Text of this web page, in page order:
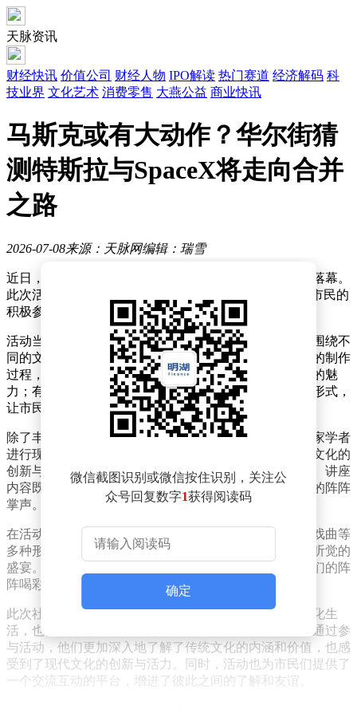
天脉资讯
财经快讯 价值公司 财经人物 IPO解读 热门赛道 经济解码 科
技业界 文化艺术 消费零售 大燕公益 商业快讯
马斯克或有大动作？华尔街猜
测特斯拉与SpaceX将走向合并
之路
2026-07-08来源：天脉网编辑：瑞雪
近日，一场别开生面的社区文化活动在市中心广场圆满落幕。
此次活动以“传承文化，共享欢乐”为主题，吸引了众多市民的
积极参与，现场气氛热烈非凡。
活动当天，广场上搭建起了多个特色展区，每个展区都围绕不
同的文化主题进行布置。有的展区展示了传统手工艺品的制作
过程，如剪纸、泥塑等，让市民们近距离感受传统文化的魅
力；有的展区则设置了互动游戏区，通过趣味性的游戏形式，
让市民们在轻松愉快的氛围中学习文化知识。
除了丰富的展区设置，活动还邀请了多位文化领域的专家学者
进行现场讲座。他们围绕传统文化的传承与发展、现代文化的
创新与融合等话题，与市民们进行了深入的交流和探讨。讲座
内容既具有理论深度，又贴近生活实际，赢得了市民们的阵阵
掌声。
在活动现场，还穿插了精彩的文艺表演。舞蹈、歌曲、戏曲等
多种形式的表演轮番上演，为市民们带来了一场视觉与听觉的
盛宴。表演者们精湛的技艺和热情的表演，赢得了观众们的阵
阵喝彩和热烈掌声。
此次社区文化活动的成功举办，不仅丰富了市民们的文化生
活，也促进了传统文化的传承与发展。许多市民表示，通过参
与活动，他们更加深入地了解了传统文化的内涵和价值，也感
受到了现代文化的创新与活力。同时，活动也为市民们提供了
一个交流互动的平台，增进了彼此之间的了解和友谊。
微信截图识别或微信按住识别，关注公
众号回复数字1获得阅读码
确定